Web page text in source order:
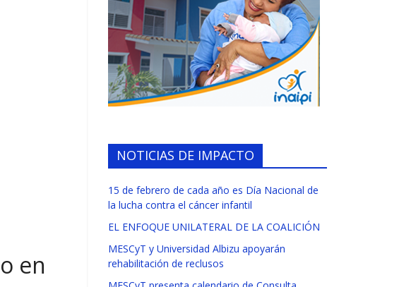
en
NOTICIAS DE IMPACTO
15 de febrero de cada año es Día Nacional de
la lucha contra el cáncer infantil
EL ENFOQUE UNILATERAL DE LA COALICIÓN
MESCyT y Universidad Albizu apoyarán
rehabilitación de reclusos